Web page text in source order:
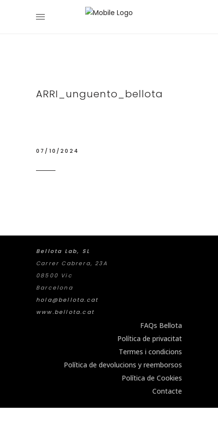
ARRI_unguento_bellota
07/10/2024
Bellota Lab, SL
Carrer Cabrera, 23A
08500 Vic
Barcelona
hola@bellota.cat
www.bellota.cat
FAQs Bellota
Política de privacitat
Termes i condicions
Política de devolucions y reemborsos
Política de Cookies
Contacte